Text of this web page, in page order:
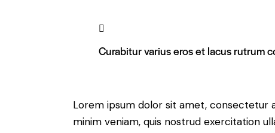
Curabitur varius eros et lacus rutrum
Lorem ipsum dolor sit amet, consectetur
minim veniam, quis nostrud exercitation